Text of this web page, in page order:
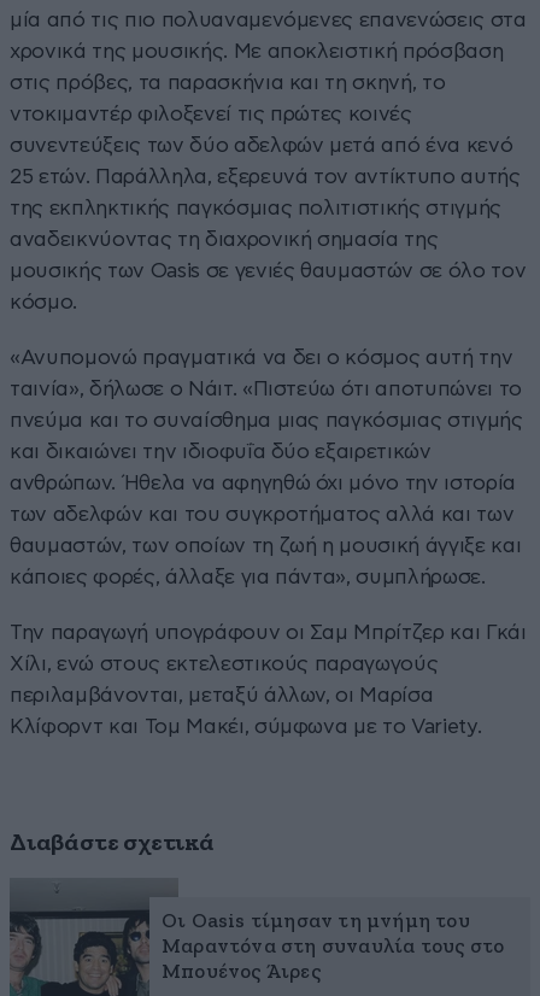
μία από τις πιο πολυαναμενόμενες επανενώσεις στα
χρονικά της μουσικής. Με αποκλειστική πρόσβαση
στις πρόβες, τα παρασκήνια και τη σκηνή, το
ντοκιμαντέρ φιλοξενεί τις πρώτες κοινές
συνεντεύξεις των δύο αδελφών μετά από ένα κενό
25 ετών. Παράλληλα, εξερευνά τον αντίκτυπο αυτής
της εκπληκτικής παγκόσμιας πολιτιστικής στιγμής
αναδεικνύοντας τη διαχρονική σημασία της
μουσικής των Oasis σε γενιές θαυμαστών σε όλο τον
κόσμο.
«Ανυπομονώ πραγματικά να δει ο κόσμος αυτή την
ταινία», δήλωσε ο Νάιτ. «Πιστεύω ότι αποτυπώνει το
πνεύμα και το συναίσθημα μιας παγκόσμιας στιγμής
και δικαιώνει την ιδιοφυΐα δύο εξαιρετικών
ανθρώπων. Ήθελα να αφηγηθώ όχι μόνο την ιστορία
των αδελφών και του συγκροτήματος αλλά και των
θαυμαστών, των οποίων τη ζωή η μουσική άγγιξε και
κάποιες φορές, άλλαξε για πάντα», συμπλήρωσε.
Την παραγωγή υπογράφουν οι Σαμ Μπρίτζερ και Γκάι
Χίλι, ενώ στους εκτελεστικούς παραγωγούς
περιλαμβάνονται, μεταξύ άλλων, οι Μαρίσα
Κλίφορντ και Τομ Μακέι, σύμφωνα με το Variety.
Διαβάστε σχετικά
Οι Oasis τίμησαν τη μνήμη του
Μαραντόνα στη συναυλία τους στο
Μπουένος Άιρες